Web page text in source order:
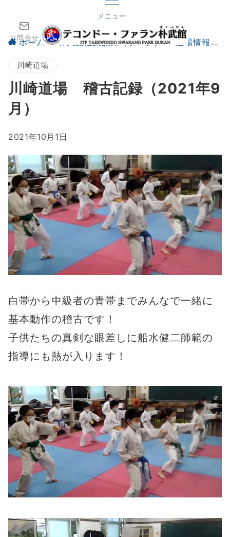
メニュー
お問合せ
ホーム 朴武館活動記録（ブログ） 道場情報
川崎道場
川崎道場 稽古記録（2021年9
月）
2021年10月1日
白帯から中級者の青帯までみんなで一緒に
基本動作の稽古です！
子供たちの真剣な眼差しに船水健二師範の
指導にも熱が入ります！